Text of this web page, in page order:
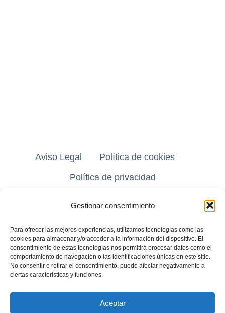
Gestionar consentimiento
Para ofrecer las mejores experiencias, utilizamos tecnologías como las
cookies para almacenar y/o acceder a la información del dispositivo. El
consentimiento de estas tecnologías nos permitirá procesar datos como el
comportamiento de navegación o las identificaciones únicas en este sitio.
No consentir o retirar el consentimiento, puede afectar negativamente a
ciertas características y funciones.
Aceptar
Aviso Legal
Política de cookies
Política de privacidad
En Autogas GreenHLC somos líderes en la transformación de
vehículos a Gas Licuado de Petróleo (GLP). Ayudamos a particulares y
empresas a reducir sus costes de combustible hasta un 40% y a
obtener la Etiqueta ECO de la DGT. Contamos con tecnología de
vanguardia para la conversión de motores de gasolina (Inyección
Directa e Indirecta) y sistemas Dual-Fuel para Diésel. Si buscas un
tu motor, GreenHLC es tu solución técnica de confianza.